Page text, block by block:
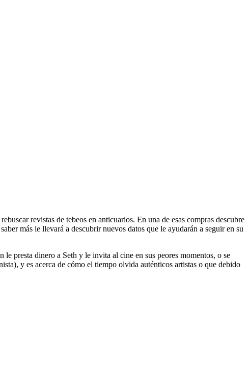
revistas de tebeos en anticuarios. En una de esas compras descubre
más le llevará a descubrir nuevos datos que le ayudarán a seguir en su
le presta dinero a Seth y le invita al cine en sus peores momentos, o se
y es acerca de cómo el tiempo olvida auténticos artistas o que debido